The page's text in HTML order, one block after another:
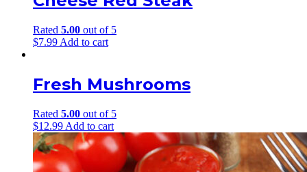
Rated 5.00 out of 5
$7.99 Add to cart
Fresh Mushrooms
Rated 5.00 out of 5
$12.99 Add to cart